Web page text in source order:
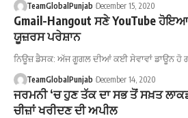
TeamGlobalPunjab December 15, 2020
Gmail-Hangout ਸਣੇ YouTube
ਯੂਜ਼ਰਸ ਪਰੇਸ਼ਾਨ
ਨਿਊਜ਼ ਡੈਸਕ: ਅੱਜ ਗੂਗਲ ਦੀਆਂ ਕਈ ਸੇਵਾਵਾਂ ਡਾਊਨ
TeamGlobalPunjab December 14, 2020
ਜਰਮਨੀ ‘ਚ ਹੁਣ ਤੱਕ ਦਾ ਸਭ ਤੋਂ ਸਖ਼ਤ
ਚੀਜ਼ਾਂ ਖਰੀਦਣ ਦੀ ਅਪੀਲ